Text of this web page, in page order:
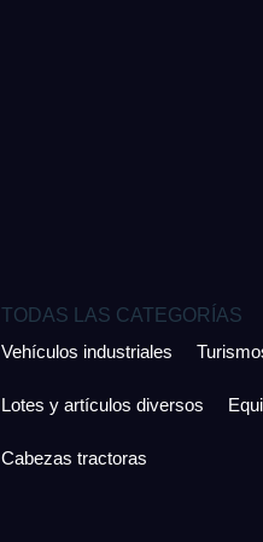
TODAS LAS CATEGORÍAS
Vehículos industriales
Lotes y artículos diversos
Cabezas tractoras